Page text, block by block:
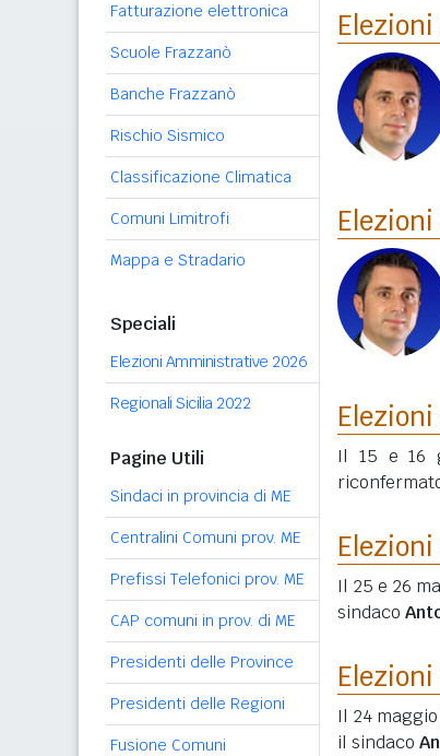
Fatturazione elettronica
Scuole Frazzanò
Banche Frazzanò
Rischio Sismico
Classificazione Climatica
Comuni Limitrofi
Mappa e Stradario
Speciali
Elezioni Amministrative 2026
Regionali Sicilia 2022
Pagine Utili
Sindaci in provincia di ME
Centralini Comuni prov. ME
Prefissi Telefonici prov. ME
CAP comuni in prov. di ME
Presidenti delle Province
Presidenti delle Regioni
Fusione Comuni
Il 15 e 16
Il 25 e 26
sindaco
Il 24
il sindaco